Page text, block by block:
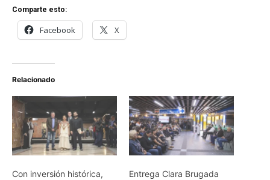
Comparte esto:
Facebook X
Relacionado
Con inversión histórica,
Entrega Clara Brugada